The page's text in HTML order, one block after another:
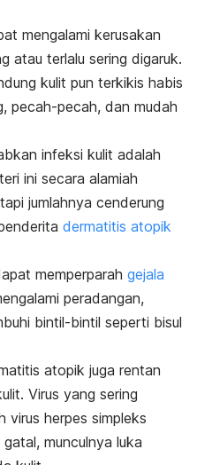
mengalami kerusakan
atau terlalu sering digaruk.
kulit pun terkikis habis
pecah-pecah, dan mudah
infeksi kulit adalah
ini secara alamiah
jumlahnya cenderung
dermatitis atopik
memperparah gejala
peradangan,
bintil-bintil seperti bisul
atopik juga rentan
Virus yang sering
virus herpes simpleks
munculnya luka